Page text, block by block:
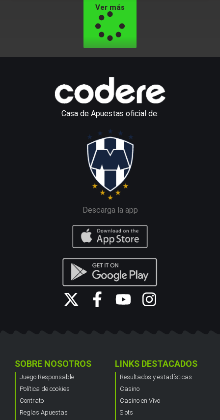
Ver más
Casa de Apuestas oficial de:
Descarga la app
SOBRE NOSOTROS
Juego Responsable
Política de cookies
Contrato
Reglas Apuestas
LINKS DESTACADOS
Resultados y estadísticas
Casino
Casino en Vivo
Slots